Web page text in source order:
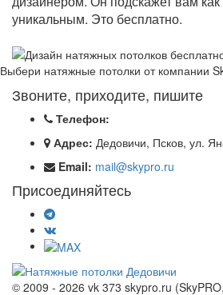
уникальным. Это бесплатно.
Выбери натяжные потолки от компании
Звоните, приходите, пишите
Телефон:
Адрес: Дедовичи, Псков, ул.
Email: mail@skypro.ru
Присоединяйтесь
© 2009 - 2026 vk 373 skypro.ru